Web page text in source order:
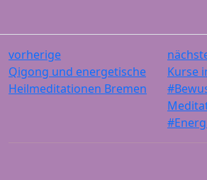
vorherige
Qigong und energetische
Heilmeditationen Bremen
Kurse